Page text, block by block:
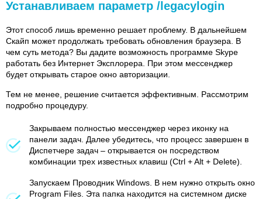
Устанавливаем параметр /legacylogin
Этот способ лишь временно решает проблему. В дальнейшем
Скайп может продолжать требовать обновления браузера. В
чем суть метода? Вы дадите возможность программе Skype
работать без Интернет Эксплорера. При этом мессенджер
будет открывать старое окно авторизации.
Тем не менее, решение считается эффективным. Рассмотрим
подробно процедуру.
Закрываем полностью мессенджер через иконку на
панели задач. Далее убедитесь, что процесс завершен в
Диспетчере задач – открывается он посредством
комбинации трех известных клавиш (Ctrl + Alt + Delete).
Запускаем Проводник Windows. В нем нужно открыть окно
Program Files. Эта папка находится на системном диске